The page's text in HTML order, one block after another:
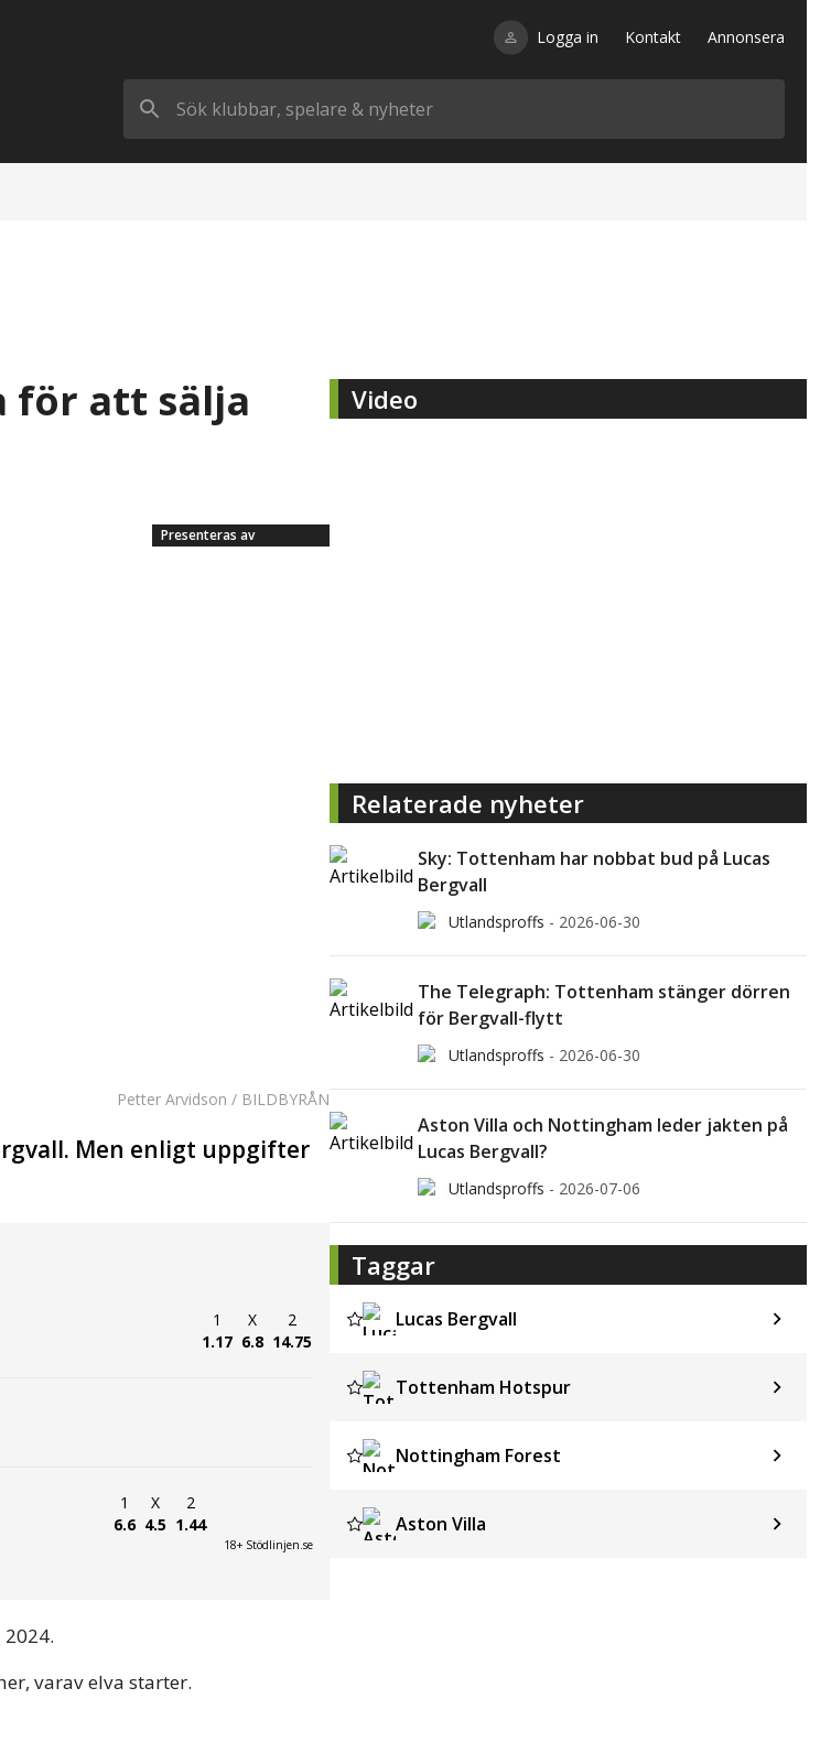
Logga in Kontakt Annonsera
för att sälja
Presenteras av
Petter Arvidson / BILDBYRÅN
Men enligt uppgifter
1
1.17
X
6.8
2
14.75
1
6.6
X
4.5
2
1.44
18+ Stödlinjen.se
varav elva starter.
Video
Relaterade nyheter
Sky: Tottenham har nobbat bud på Lucas
Bergvall
Utlandsproffs - 2026-06-30
The Telegraph: Tottenham stänger dörren
för Bergvall-flytt
Utlandsproffs - 2026-06-30
Aston Villa och Nottingham leder jakten på
Lucas Bergvall?
Utlandsproffs - 2026-07-06
Taggar
Lucas Bergvall
Tottenham Hotspur
Nottingham Forest
Aston Villa